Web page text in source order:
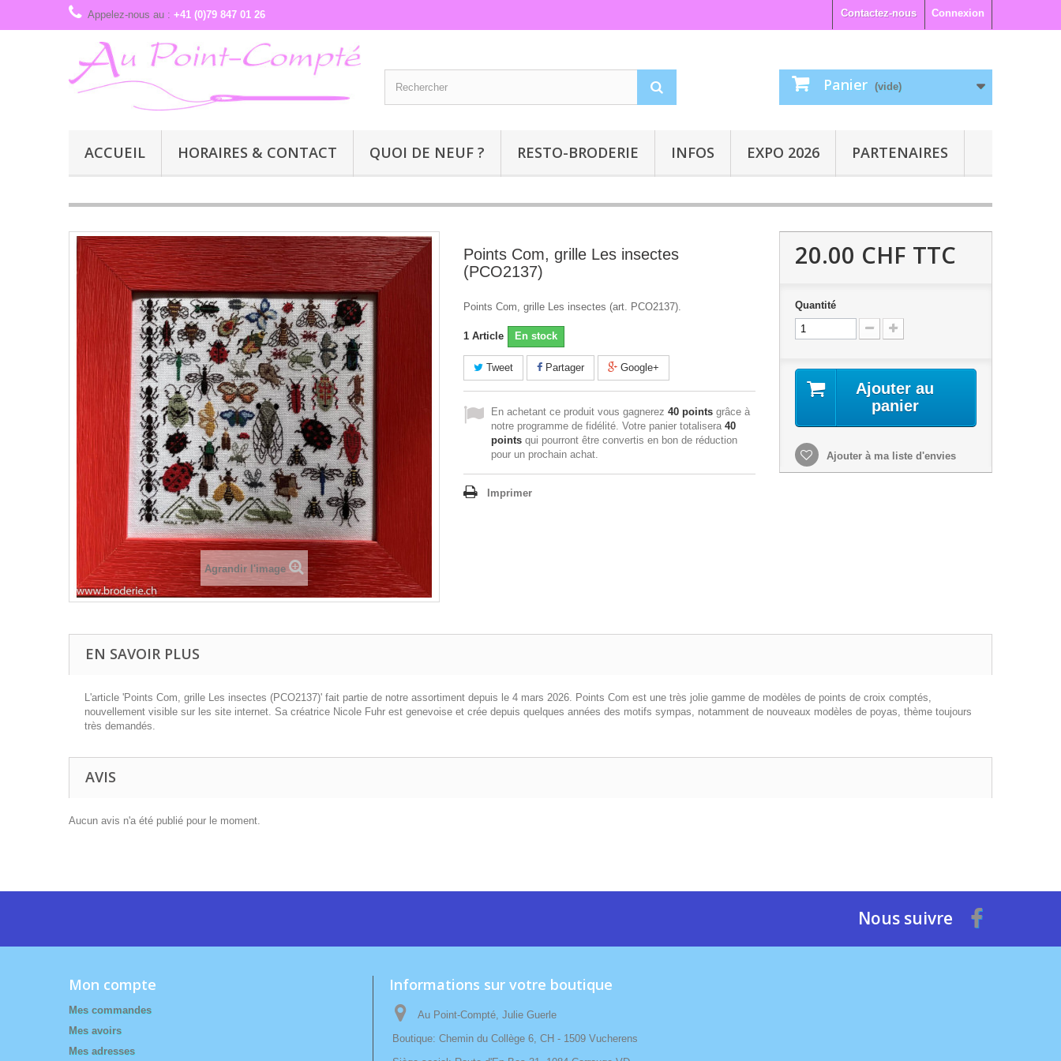
Connexion
Contactez-nous
Appelez-nous au : +41 (0)79 847 01 26
Panier (vide)
ACCUEIL HORAIRES & CONTACT QUOI DE NEUF ? RESTO-BRODERIE INFOS EXPO 2026 PARTENAIRES
Agrandir l'image
Points Com, grille Les insectes
(PCO2137)
Points Com, grille Les insectes (art. PCO2137).
1 Article En stock
Tweet Partager Google+
En achetant ce produit vous gagnerez 40 points grâce à
notre programme de fidélité. Votre panier totalisera 40
points qui pourront être convertis en bon de réduction
pour un prochain achat.
Imprimer
20.00 CHF TTC
Quantité
Ajouter au
panier
Ajouter à ma liste d'envies
EN SAVOIR PLUS
L'article 'Points Com, grille Les insectes (PCO2137)' fait partie de notre assortiment depuis le 4 mars 2026. Points Com est une très jolie gamme de modèles de points de croix comptés,
nouvellement visible sur les site internet. Sa créatrice Nicole Fuhr est genevoise et crée depuis quelques années des motifs sympas, notamment de nouveaux modèles de poyas, thème toujours
très demandés.
AVIS
Aucun avis n'a été publié pour le moment.
Nous suivre
Mon compte
Mes commandes
Mes avoirs
Mes adresses
Informations sur votre boutique
Au Point-Compté, Julie Guerle
Boutique: Chemin du Collège 6, CH - 1509 Vucherens